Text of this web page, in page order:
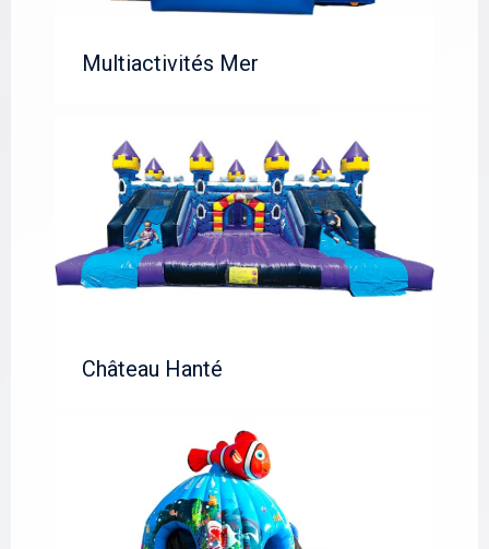
Multiactivités Mer
Château Hanté